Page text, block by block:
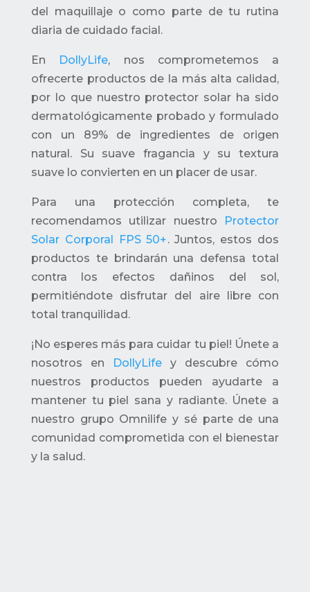
del maquillaje o como parte de tu rutina
diaria de cuidado facial.
En DollyLife, nos comprometemos a
ofrecerte productos de la más alta calidad,
por lo que nuestro protector solar ha sido
dermatológicamente probado y formulado
con un 89% de ingredientes de origen
natural. Su suave fragancia y su textura
suave lo convierten en un placer de usar.
Para una protección completa, te
recomendamos utilizar nuestro Protector
Solar Corporal FPS 50+. Juntos, estos dos
productos te brindarán una defensa total
contra los efectos dañinos del sol,
permitiéndote disfrutar del aire libre con
total tranquilidad.
¡No esperes más para cuidar tu piel! Únete a
nosotros en
DollyLifey descubre cómo
nuestros productos pueden ayudarte a
mantener tu piel sana y radiante. Únete a
nuestro grupo Omnilife y sé parte de una
comunidad comprometida con el bienestar
y la salud.